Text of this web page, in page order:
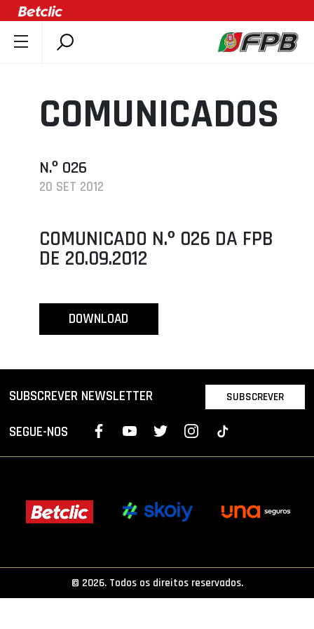
DOCUMENTOS
ÚLTIMAS
ASSOCIAÇÕES
CLUBES
AGENDA
SELEÇÕES
ÁREA TÉCNICA
PROJETOS
LIGA BETCLIC FEMININA
COMUNICADOS
N.º 026
20 SET 2012
COMUNICADO N.º 026 DA FPB
DE 20.09.2012
DOWNLOAD
SUBSCREVER NEWSLETTER SUBSCREVER
SEGUE-NOS
© 2026. Todos os direitos reservados.